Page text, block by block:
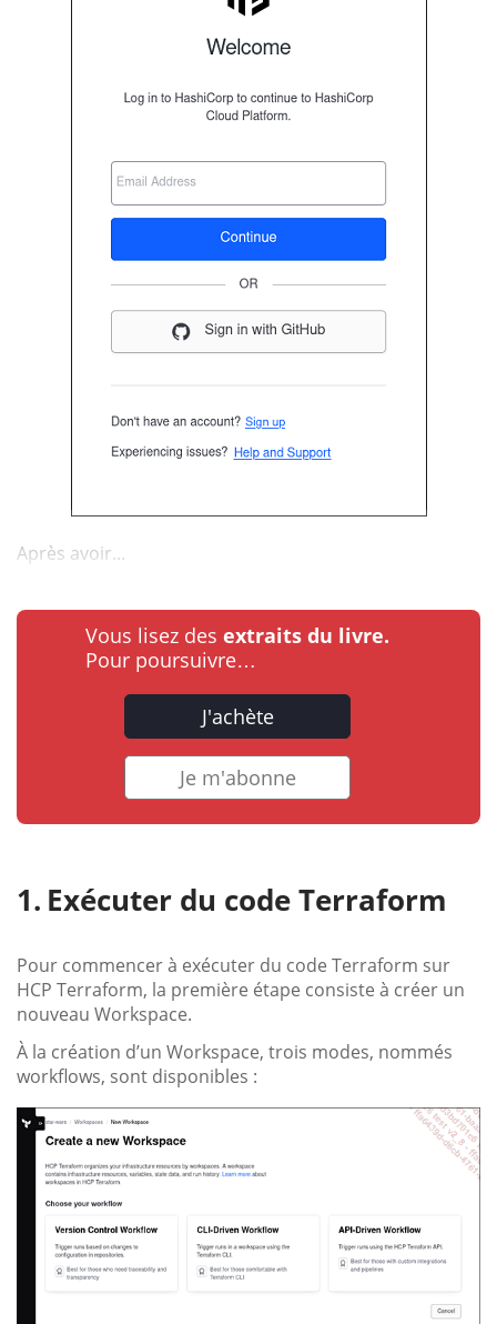
Après avoir...
Vous lisez des extraits du livre.
Pour poursuivre…
J'achète
Je m'abonne
Exécuter du code Terraform
Pour commencer à exécuter du code Terraform sur
HCP Terraform, la première étape consiste à créer un
nouveau Workspace.
À la création d’un Workspace, trois modes, nommés
workflows, sont disponibles :